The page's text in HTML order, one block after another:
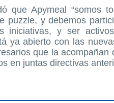
que Apymeal “somos
puzzle, y debemos
iniciativas, y ser
ya abierto con las
que la
en juntas directivas